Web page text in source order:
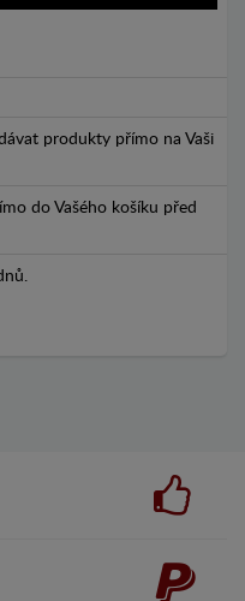
produkty přímo na Vaši
do Vašého košíku před